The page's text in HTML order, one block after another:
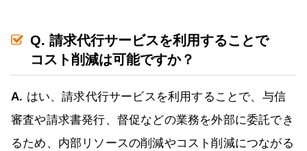
Q. 請求代行サービスを利用することで
コスト削減は可能ですか？
A. はい、請求代行サービスを利用することで、与信
審査や請求書発行、督促などの業務を外部に委託でき
るため、内部リソースの削減やコスト削減につながる